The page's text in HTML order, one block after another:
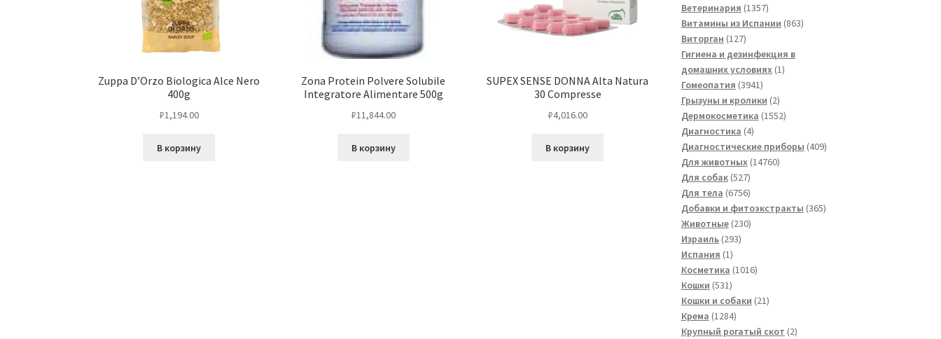
Zuppa D’Orzo Biologica Alce Nero
400g
₽1,194.00
В корзину
Zona Protein Polvere Solubile
Integratore Alimentare 500g
₽11,844.00
В корзину
SUPEX SENSE DONNA Alta Natura
30 Compresse
₽4,016.00
В корзину
Ветеринария 13571357
товаров
Витамины из Испании 863863
Виторган 127127
товаров
Гигиена и дезинфекция в
домашних условиях 11
Гомеопатия 39413941
товар
Грызуны и кролики 22
товара
Дермокосметика 15521552
Диагностика 44
товара
Диагностические приборы 409409
Для животных 1476014760
Для собак 527527
товаров
Для тела 67566756
товаров
Добавки и фитоэкстракты 365365
Животные 230230
Израиль 293293
Испания 11
товар
Косметика 10161016
Кошки 531531
товар
Кошки и собаки 2121
Крема 12841284
товара
Крупный рогатый скот 22